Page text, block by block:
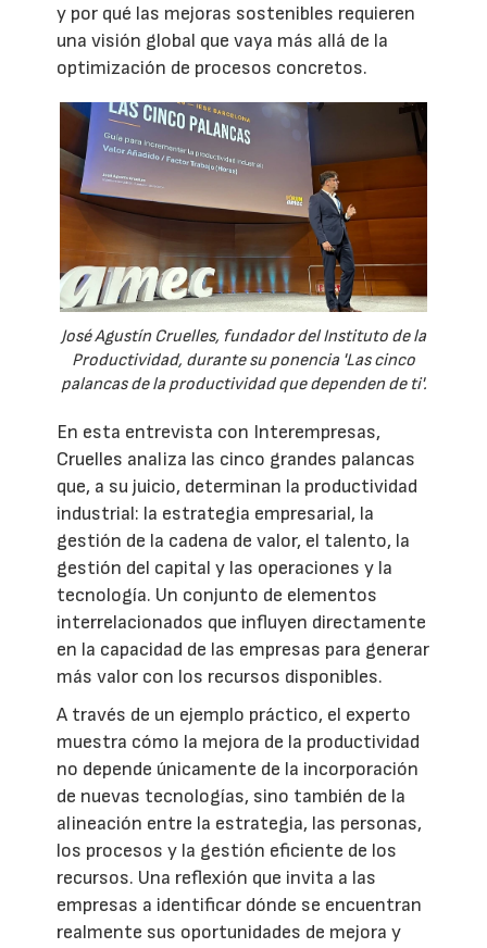
y por qué las mejoras sostenibles requieren
una visión global que vaya más allá de la
optimización de procesos concretos.
José Agustín Cruelles, fundador del Instituto de la
Productividad, durante su ponencia 'Las cinco
palancas de la productividad que dependen de ti'.
En esta entrevista con Interempresas,
Cruelles analiza las cinco grandes palancas
que, a su juicio, determinan la productividad
industrial: la estrategia empresarial, la
gestión de la cadena de valor, el talento, la
gestión del capital y las operaciones y la
tecnología. Un conjunto de elementos
interrelacionados que influyen directamente
en la capacidad de las empresas para generar
más valor con los recursos disponibles.
A través de un ejemplo práctico, el experto
muestra cómo la mejora de la productividad
no depende únicamente de la incorporación
de nuevas tecnologías, sino también de la
alineación entre la estrategia, las personas,
los procesos y la gestión eficiente de los
recursos. Una reflexión que invita a las
empresas a identificar dónde se encuentran
realmente sus oportunidades de mejora y